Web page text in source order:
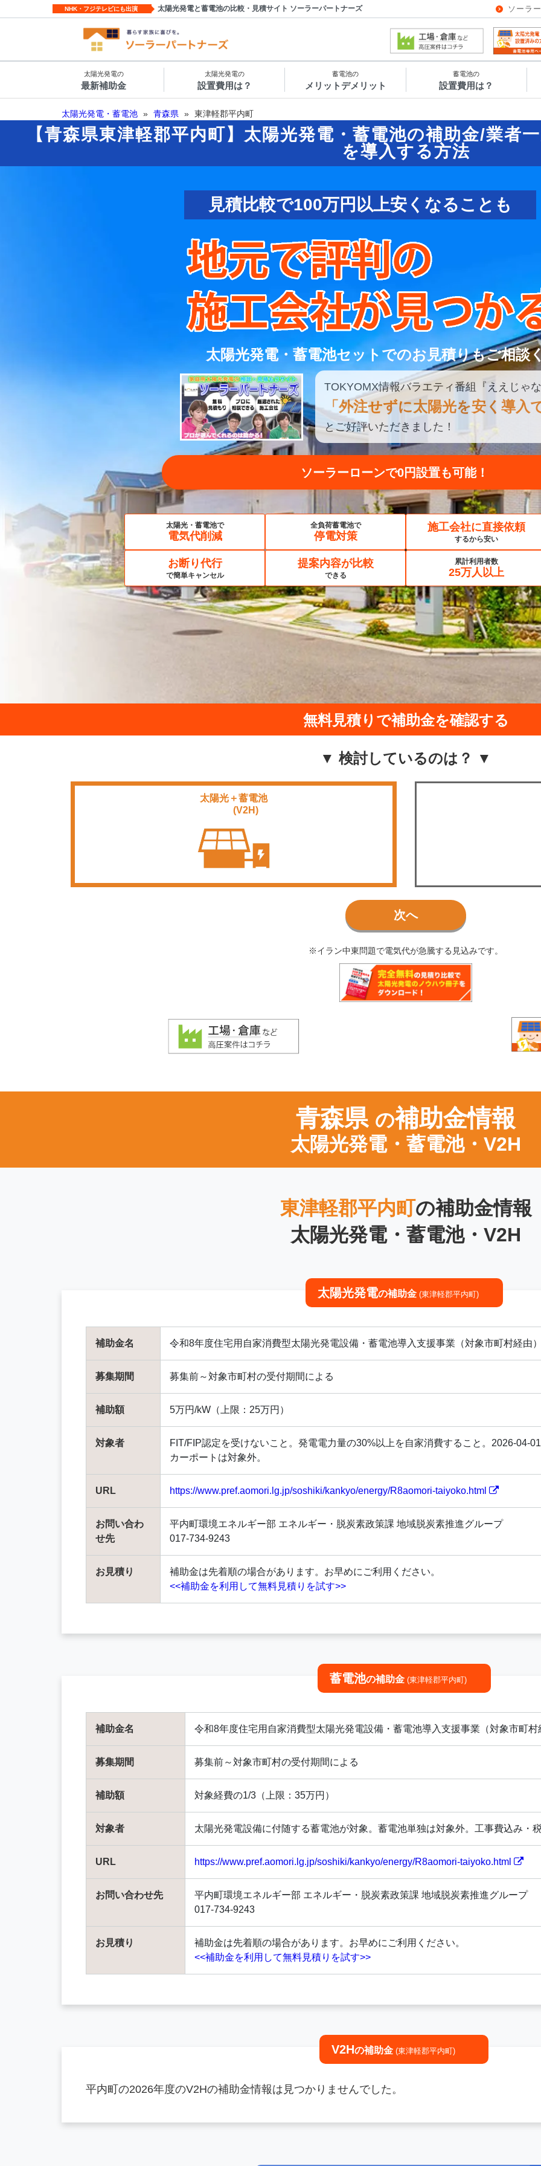
NHK・フジテレビにも出演 太陽光発電と蓄電池の比較・見積サイト ソーラーパートナーズ ソーラ
太陽光発電の
最新補助金
太陽光発電の
設置費用は？
蓄電池の
メリットデメリット
蓄電池の
設置費用は？
太陽光発電・蓄電池 » 青森県 » 東津軽郡平内町
【青森県東津軽郡平内町】太陽光発電・蓄電池の補助金/業者
を導入する方法
見積比較で100万円以上安くなることも
太陽光発電・蓄電池セットでのお見積りもご相談
TOKYOMX情報バラエティ番組 『ええじゃ
「外注せずに太陽光を安く導入
とご好評いただきました！
見積もり比較してみる
太陽光・蓄電池で
電気代削減
全負荷蓄電池で
停電対策
施工会社に直接依頼
するから安い
お断り代行
で簡単キャンセル
提案内容が比較
できる
累計利用者数
25万人以上
無料見積りで補助金を確認する
▼ 検討しているのは？ ▼
太陽光＋蓄電池
(V2H)
次へ
※イラン中東問題で電気代が急騰する見込みです。
青森県 の補助金情報
太陽光発電・蓄電池・V2H
東津軽郡平内町の補助金情報
太陽光発電・蓄電池・V2H
太陽光発電の補助金 (東津軽郡平内町)
補助金名 令和8年度住宅用自家消費型太陽光発電設備・蓄電池導入支援事業（対象市町村経由
募集期間 募集前～対象市町村の受付期間による
補助額 5万円/kW（上限：25万円）
対象者
FIT/FIP認定を受けないこと。発電電力量の30%以上を自家消費すること。2026-04-
カーポートは対象外。
URL https://www.pref.aomori.lg.jp/soshiki/kankyo/energy/R8aomori-taiyoko.html
お問い合わ
せ先
平内町環境エネルギー部 エネルギー・脱炭素政策課 地域脱炭素推進グループ
017-734-9243
お見積り
補助金は先着順の場合があります。お早めにご利用ください。
<<補助金を利用して無料見積りを試す>>
蓄電池の補助金 (東津軽郡平内町)
補助金名 令和8年度住宅用自家消費型太陽光発電設備・蓄電池導入支援事業（対象市町村
募集期間 募集前～対象市町村の受付期間による
補助額 対象経費の1/3（上限：35万円）
対象者 太陽光発電設備に付随する蓄電池が対象。蓄電池単独は対象外。工事費込み・
URL https://www.pref.aomori.lg.jp/soshiki/kankyo/energy/R8aomori-taiyoko.html
お問い合わせ先
平内町環境エネルギー部 エネルギー・脱炭素政策課 地域脱炭素推進グループ
017-734-9243
お見積り
補助金は先着順の場合があります。お早めにご利用ください。
<<補助金を利用して無料見積りを試す>>
V2Hの補助金 (東津軽郡平内町)
平内町の2026年度のV2Hの補助金情報は見つかりませんでした。